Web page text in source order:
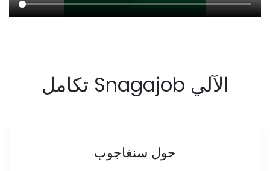
تكامل Snagajob الآلي
حول سنغاجوب